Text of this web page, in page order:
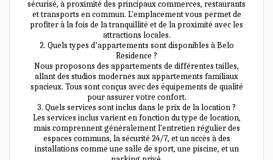
sécurisé, à proximité des principaux commerces, restaurants
et transports en commun. L'emplacement vous permet de
profiter à la fois de la tranquillité et de la proximité avec les
attractions locales.
2. Quels types d’appartements sont disponibles à Belo
Residence ?
Nous proposons des appartements de différentes tailles,
allant des studios modernes aux appartements familiaux
spacieux. Tous sont conçus avec des équipements de qualité
pour assurer votre confort.
3. Quels services sont inclus dans le prix de la location ?
Les services inclus varient en fonction du type de location,
mais comprennent généralement l'entretien régulier des
espaces communs, la sécurité 24/7, et un accès à des
installations comme une salle de sport, une piscine, et un